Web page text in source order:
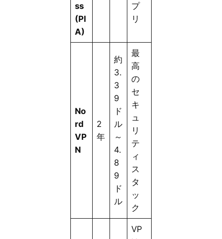
ss
(PI
A)
プ
リ
No
rd
VP
N
2
年
約
3.
3
9
ド
ル
～
4.
8
9
ド
ル
最
高
の
セ
キ
ュ
リ
テ
ィ
ス
タ
ッ
ク
VP